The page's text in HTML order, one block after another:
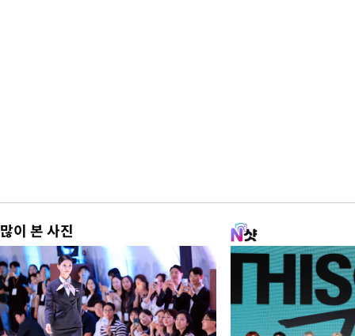
많이 본 사진